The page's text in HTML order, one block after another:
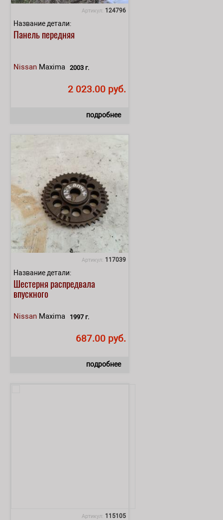
Артикул: 124796
Название детали:
Панель передняя
Nissan Maxima 2003 г.
2 023.00 руб.
подробнее
Артикул: 117039
Название детали:
Шестерня распредвала
впускного
Nissan Maxima 1997 г.
687.00 руб.
подробнее
Артикул: 115105